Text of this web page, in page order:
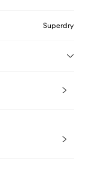
Superdry